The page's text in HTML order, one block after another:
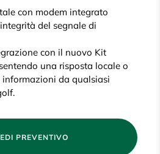
con modem integrato
del segnale di
con il nuovo Kit
una risposta locale o
informazioni da qualsiasi
PREVENTIVO